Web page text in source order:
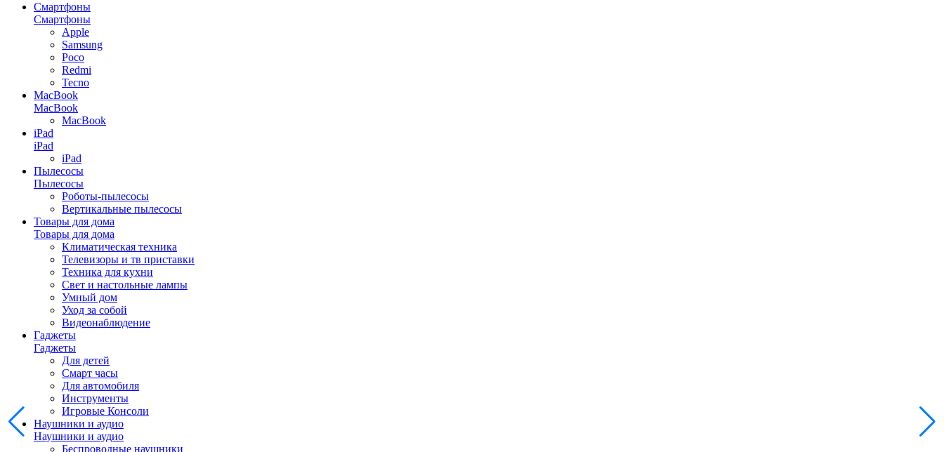
Смартфоны
Смартфоны
Apple
Samsung
Poco
Redmi
Tecno
MacBook
MacBook
MacBook
iPad
iPad
iPad
Пылесосы
Пылесосы
Роботы-пылесосы
Вертикальные пылесосы
Товары для дома
Товары для дома
Климатическая техника
Телевизоры и тв приставки
Техника для кухни
Свет и настольные лампы
Умный дом
Уход за собой
Видеонаблюдение
Гаджеты
Гаджеты
Для детей
Смарт часы
Для автомобиля
Инструменты
Игровые Консоли
Наушники и аудио
Наушники и аудио
Беспроводные наушники